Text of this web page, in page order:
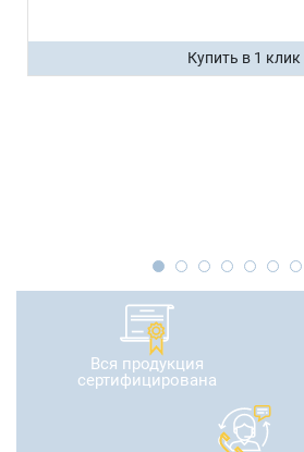
Купить в 1 клик
Вся продукция
сертифицирована